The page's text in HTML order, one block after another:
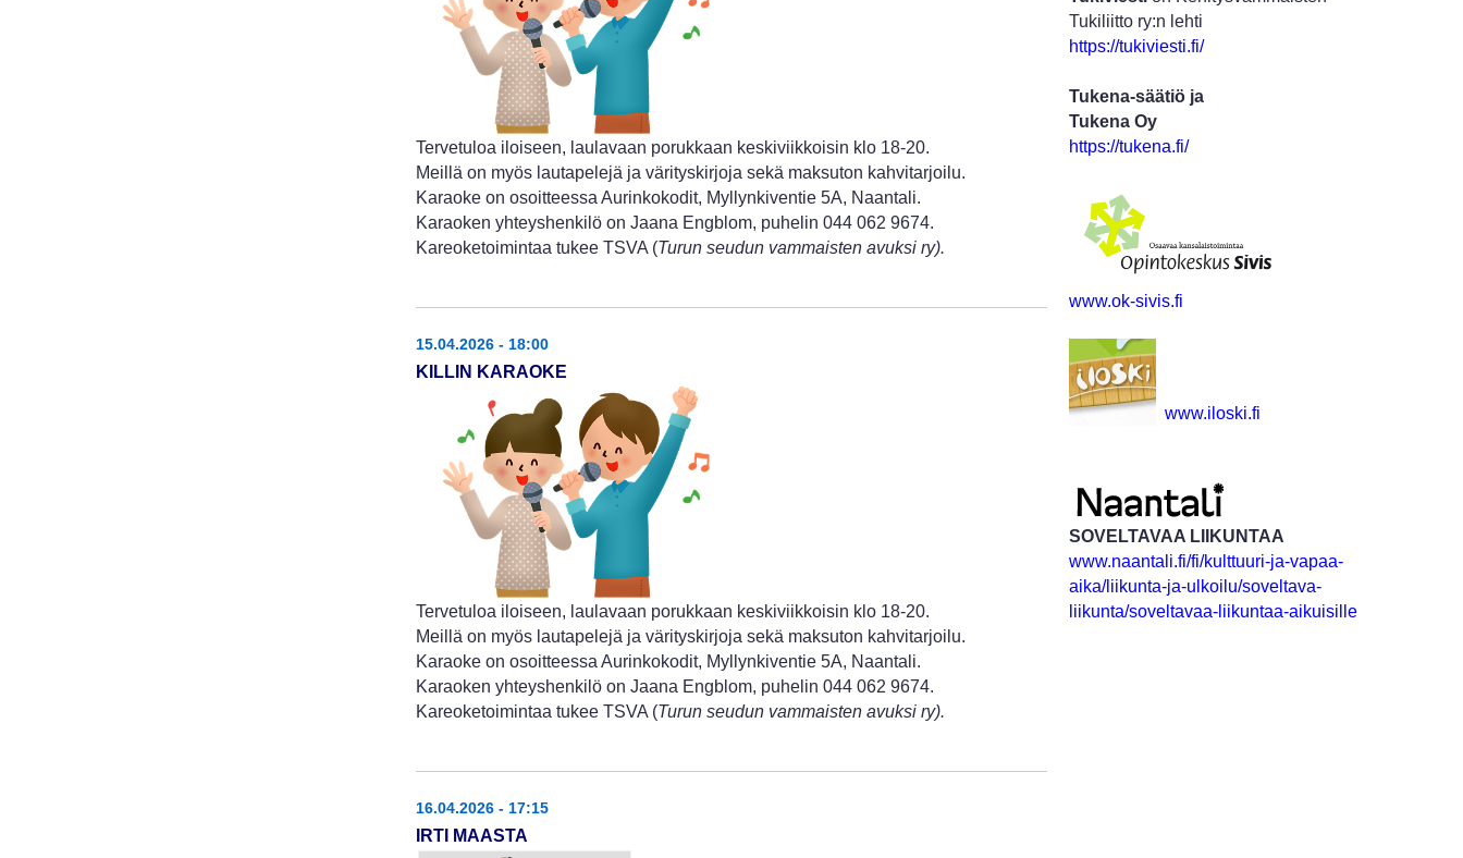
Tervetuloa iloiseen, laulavaan porukkaan keskiviikkoisin klo 18-20.
Meillä on myös lautapelejä ja värityskirjoja sekä maksuton kahvitarjoilu.
Karaoke on osoitteessa Aurinkokodit, Myllynkiventie 5A, Naantali.
Karaoken yhteyshenkilö on Jaana Engblom, puhelin 044 062 9674.
Kareoketoimintaa tukee TSVA (Turun seudun vammaisten avuksi ry).
15.04.2026 - 18:00
KILLIN KARAOKE
Tervetuloa iloiseen, laulavaan porukkaan keskiviikkoisin klo 18-20.
Meillä on myös lautapelejä ja värityskirjoja sekä maksuton kahvitarjoilu.
Karaoke on osoitteessa Aurinkokodit, Myllynkiventie 5A, Naantali.
Karaoken yhteyshenkilö on Jaana Engblom, puhelin 044 062 9674.
Kareoketoimintaa tukee TSVA (Turun seudun vammaisten avuksi ry).
16.04.2026 - 17:15
IRTI MAASTA
Tukiliitto ry:n lehti
https://tukiviesti.fi/
Tukena-säätiö ja
Tukena Oy
https://tukena.fi/
www.ok-sivis.fi
www.iloski.fi
SOVELTAVAA LIIKUNTAA
www.naantali.fi/fi/kulttuuri-ja-vapaa-
aika/liikunta-ja-ulkoilu/soveltava-
liikunta/soveltavaa-liikuntaa-aikuisille